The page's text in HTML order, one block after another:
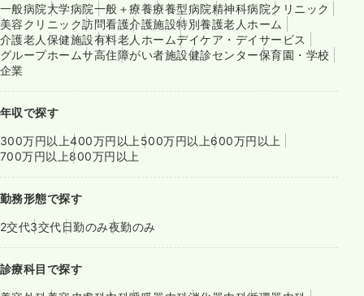
一般病院大学病院一般＋療養療養型病院精神科病院クリニック
美容クリニック訪問看護介護施設特別養護老人ホーム
介護老人保健施設有料老人ホームデイケア・デイサービス
グループホームサ高住障がい者施設健診センター保育園・学校
企業
年収で探す
300万円以上400万円以上 500万円以上600万円以上
700万円以上800万円以上
勤務形態で探す
2交代3交代日勤のみ夜勤のみ
診療科目で探す